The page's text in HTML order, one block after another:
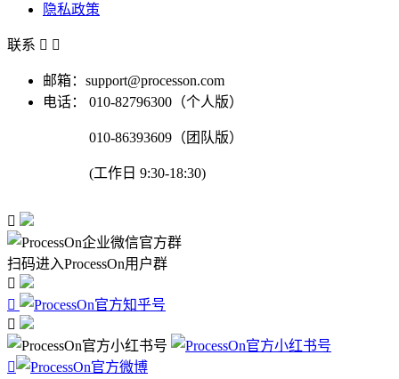
隐私政策
联系  
邮箱：support@processon.com
电话：
010-82796300（个人版）
010-86393609（团队版）
(工作日 9:30-18:30)

扫码进入ProcessOn用户群



